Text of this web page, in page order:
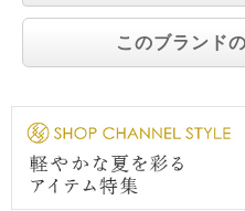
このブランド